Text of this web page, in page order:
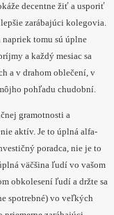
decentne žiť a usporiť
zarábajúci kolegovia.
tomu sú úplne
a každý mesiac sa
a v drahom oblečení, v
pohľadu chudobní.
gramotnosti a
aktív. Je to úplná alfa-
poradca, nie je to
väčšina ľudí vo vašom
obkolesení ľudí a držte sa
spotrebné) vo veľkých